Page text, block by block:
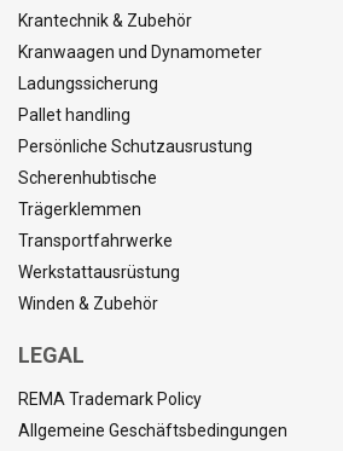
Krantechnik & Zubehör
Kranwaagen und Dynamometer
Ladungssicherung
Pallet handling
Persönliche Schutzausrustung
Scherenhubtische
Trägerklemmen
Transportfahrwerke
Werkstattausrüstung
Winden & Zubehör
LEGAL
REMA Trademark Policy
Allgemeine Geschäftsbedingungen